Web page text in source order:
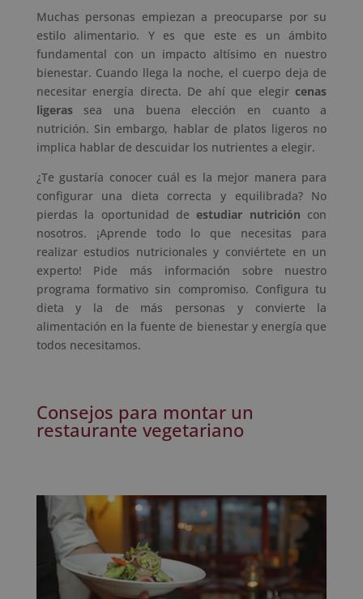
Muchas personas empiezan a preocuparse por su
estilo alimentario. Y es que este es un ámbito
fundamental con un impacto altísimo en nuestro
bienestar. Cuando llega la noche, el cuerpo deja de
necesitar energía directa. De ahí que elegircenas
ligerassea una buena elección en cuanto a
nutrición. Sin embargo, hablar de platos ligeros no
implica hablar de descuidar los nutrientes a elegir.
¿Te gustaría conocer cuál es la mejor manera para
configurar una dieta correcta y equilibrada? No
pierdas la oportunidad deestudiar nutrición con
nosotros. ¡Aprende todo lo que necesitas para
realizar estudios nutricionales y conviértete en un
experto! Pide más información sobre nuestro
programa formativo sin compromiso. Configura tu
dieta y la de más personas y convierte la
alimentación en la fuente de bienestar y energía que
todos necesitamos.
Consejos para montar un
restaurante vegetariano